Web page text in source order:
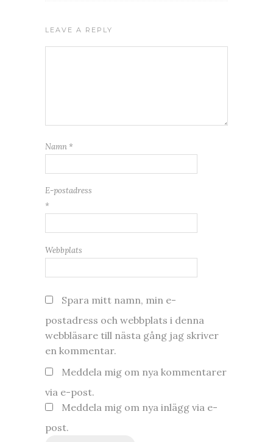
LEAVE A REPLY
Namn *
E-postadress
*
Webbplats
Spara mitt namn, min e-
postadress och webbplats i denna
webbläsare till nästa gång jag skriver
en kommentar.
Meddela mig om nya kommentarer
via e-post.
Meddela mig om nya inlägg via e-
post.